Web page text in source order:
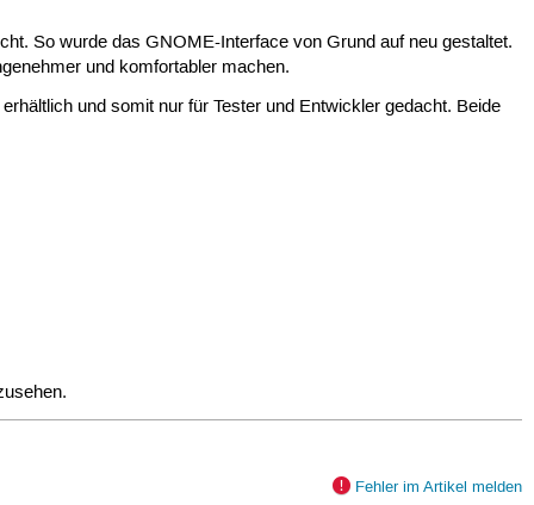
So wurde das GNOME-Interface von Grund auf neu gestaltet.
und komfortabler machen.
erhältlich und somit nur für Tester und Entwickler gedacht. Beide
Fehler im Artikel melden